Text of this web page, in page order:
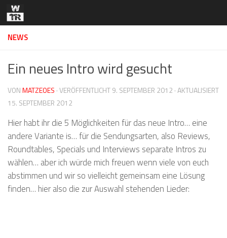
Zum Inhalt springen
NEWS
Ein neues Intro wird gesucht
VONMATZEOES · VERÖFFENTLICHT9. SEPTEMBER 2012 · AKTUALISIERT
15. SEPTEMBER 2012
Hier habt ihr die 5 Möglichkeiten für das neue Intro… eine
andere Variante is… für die Sendungsarten, also Reviews,
Roundtables, Specials und Interviews separate Intros zu
wählen… aber ich würde mich freuen wenn viele von euch
abstimmen und wir so vielleicht gemeinsam eine Lösung
finden… hier also die zur Auswahl stehenden Lieder: